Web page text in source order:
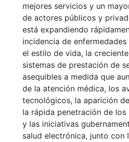
mejores servicios y un
de actores públicos y
está expandiendo
incidencia de
el estilo de vida, la
sistemas de prestación de
asequibles a medida que
de la atención médica, los
tecnológicos, la aparición
la rápida penetración de los
y las iniciativas
salud electrónica, junto con